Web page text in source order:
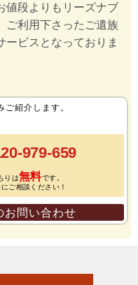
値段よりもリーズナブ
ご利用下さったご遺族
ービスとなっておりま
紹介します。
979-659
りは無料です。
ご相談ください！
お問い合わせ